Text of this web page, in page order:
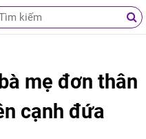
mẹ đơn thân
cạnh đứa